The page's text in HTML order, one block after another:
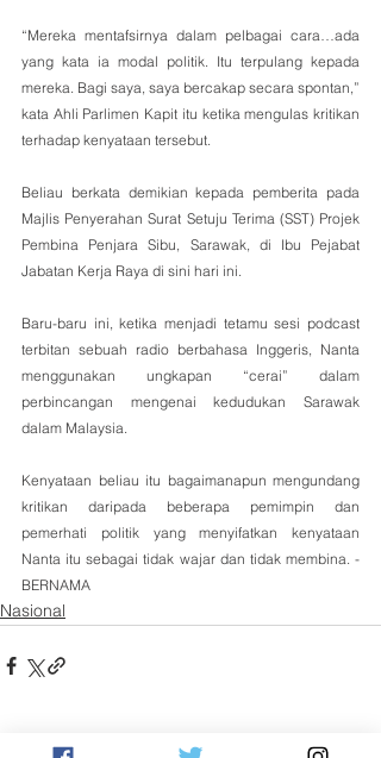
“Mereka mentafsirnya dalam pelbagai cara…ada
yang kata ia modal politik. Itu terpulang kepada
mereka. Bagi saya, saya bercakap secara spontan,”
kata Ahli Parlimen Kapit itu ketika mengulas kritikan
terhadap kenyataan tersebut.
Beliau berkata demikian kepada pemberita pada
Majlis Penyerahan Surat Setuju Terima (SST) Projek
Pembina Penjara Sibu, Sarawak, di Ibu Pejabat
Jabatan Kerja Raya di sini hari ini.
Baru-baru ini, ketika menjadi tetamu sesi podcast
terbitan sebuah radio berbahasa Inggeris, Nanta
menggunakan ungkapan “cerai” dalam
perbincangan mengenai kedudukan Sarawak
dalam Malaysia.
Kenyataan beliau itu bagaimanapun mengundang
kritikan daripada beberapa pemimpin dan
pemerhati politik yang menyifatkan kenyataan
Nanta itu sebagai tidak wajar dan tidak membina. -
BERNAMA
Nasional